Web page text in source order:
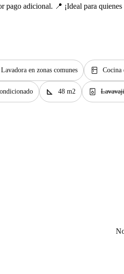
adicional. 📍 ¡Ideal para quienes
Lavadora en zonas comunes kitchen Cocina
square_foot 48 m2 dishwasher_gen